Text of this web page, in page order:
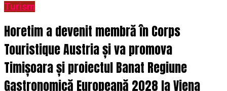
Turism
Horetim a devenit membră în Corps
Touristique Austria și va promova
Timișoara și proiectul Banat Regiune
Gastronomică Europeană 2028 la Viena